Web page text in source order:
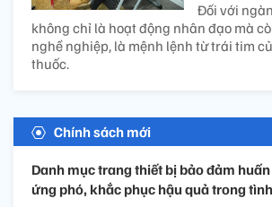
Đối với
không chỉ là hoạt động nhân đạo mà
nghề nghiệp, là mệnh lệnh từ trái tim
thuốc.
Chính sách mới
Danh mục trang thiết bị bảo đảm
ứng phó, khắc phục hậu quả trong